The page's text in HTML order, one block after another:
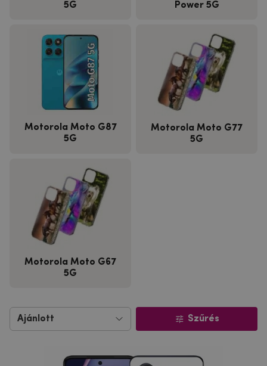
5G
Power 5G
Motorola Moto G87
5G
Motorola Moto G77
5G
Motorola Moto G67
5G
Szűrés